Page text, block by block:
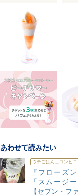
あわせて読みたい
ウチごはん＿コンビニ
『フローズ
「スムージ
【セブン・フ